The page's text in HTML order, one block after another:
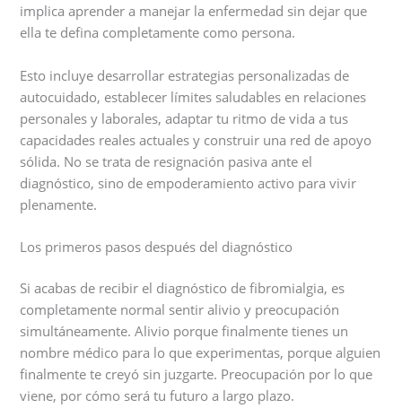
implica aprender a manejar la enfermedad sin dejar que
ella te defina completamente como persona.
Esto incluye desarrollar estrategias personalizadas de
autocuidado, establecer límites saludables en relaciones
personales y laborales, adaptar tu ritmo de vida a tus
capacidades reales actuales y construir una red de apoyo
sólida. No se trata de resignación pasiva ante el
diagnóstico, sino de empoderamiento activo para vivir
plenamente.
Los primeros pasos después del diagnóstico
Si acabas de recibir el diagnóstico de fibromialgia, es
completamente normal sentir alivio y preocupación
simultáneamente. Alivio porque finalmente tienes un
nombre médico para lo que experimentas, porque alguien
finalmente te creyó sin juzgarte. Preocupación por lo que
viene, por cómo será tu futuro a largo plazo.